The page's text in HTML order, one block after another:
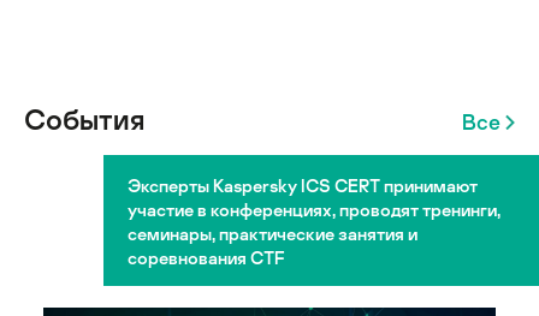
События Все
Эксперты Kaspersky ICS CERT принимают
участие в конференциях, проводят тренинги,
семинары, практические занятия и
соревнования CTF